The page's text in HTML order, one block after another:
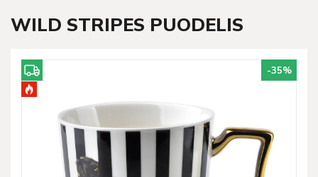
WILD STRIPES PUODELIS
-35%